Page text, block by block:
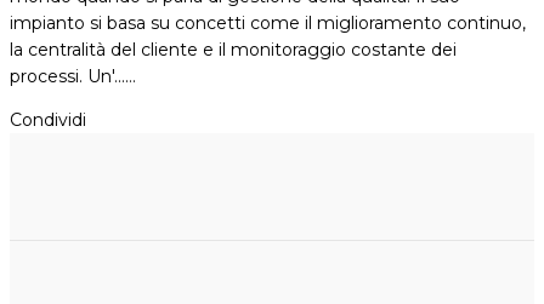
impianto si basa su concetti come il miglioramento continuo,
la centralità del cliente e il monitoraggio costante dei
processi. Un'...…
Condividi